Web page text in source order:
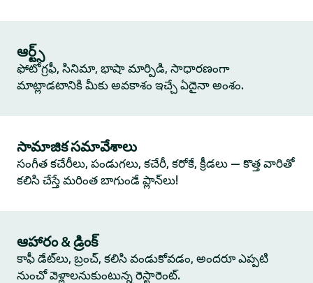
ఆర్ట్స్
ఫోటోగ్రఫీ, సినిమా, భాషా మార్పిడి, సాధారణంగా
మాట్లాడటానికి మీకు అవకాశం ఇచ్చే ఏదైనా అంశం.
సామాజిక సమావేశాలు
సంగీత కచేరీలు, పండుగలు, కచేరీ, కరోకే, క్రీడలు — కొత్త వారితో
కలిసి చేస్తే మరింత బాగుండే ప్లాన్‌లు!
ఆహారం & డ్రింక్
కాఫీ డేట్‌లు, బ్రంచ్, కలిసి వండుకోవడం, అందరూ ఎప్పటి
నుంచో వెళ్లాలనుకుంటున్న రెస్టారెంట్.